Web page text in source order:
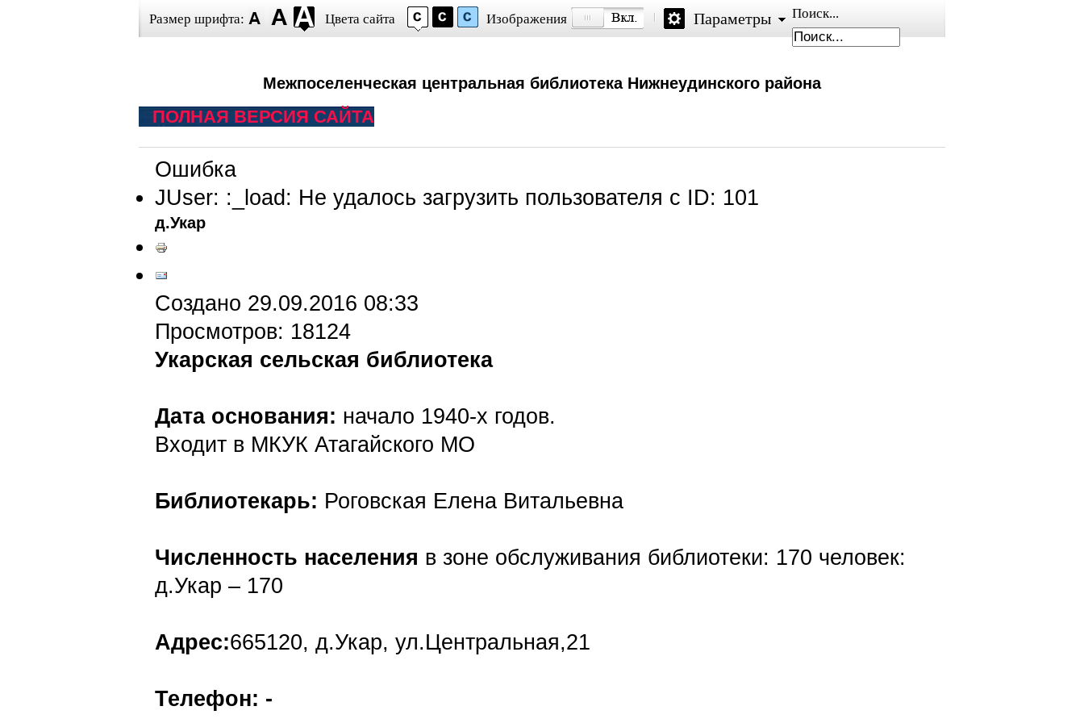
Размер шрифта: Цвета сайта Изображения Параметры Поиск...
Межпоселенческая центральная библиотека Нижнеудинского района
ПОЛНАЯ ВЕРСИЯ САЙТА
Ошибка
JUser: :_load: Не удалось загрузить пользователя с ID: 101
д.Укар
Создано 29.09.2016 08:33
Просмотров: 18124
Укарская сельская библиотека
Дата основания: начало 1940-х годов.
Входит в МКУК Атагайского МО
Библиотекарь: Роговская Елена Витальевна
Численность населения в зоне обслуживания библиотеки: 170 человек:
д.Укар – 170
Адрес:665120, д.Укар, ул.Центральная,21
Телефон: -